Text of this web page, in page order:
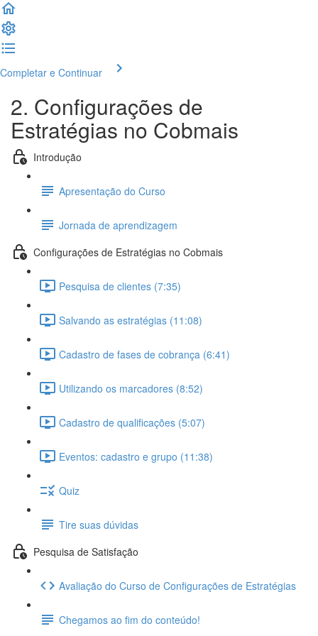
Completar e Continuar
2. Configurações de
Estratégias no Cobmais
Introdução
Apresentação do Curso
Jornada de aprendizagem
Configurações de Estratégias no Cobmais
Pesquisa de clientes (7:35)
Salvando as estratégias (11:08)
Cadastro de fases de cobrança (6:41)
Utilizando os marcadores (8:52)
Cadastro de qualificações (5:07)
Eventos: cadastro e grupo (11:38)
Quiz
Tire suas dúvidas
Pesquisa de Satisfação
Avaliação do Curso de Configurações de Estratégias
Chegamos ao fim do conteúdo!